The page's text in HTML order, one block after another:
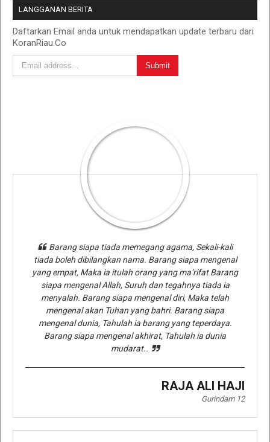
LANGGANAN BERITA
Daftarkan Email anda untuk mendapatkan update terbaru dari
KoranRiau.Co
Barang siapa tiada memegang agama, Sekali-kali
tiada boleh dibilangkan nama. Barang siapa mengenal
yang empat, Maka ia itulah orang yang ma’rifat Barang
siapa mengenal Allah, Suruh dan tegahnya tiada ia
menyalah. Barang siapa mengenal diri, Maka telah
mengenal akan Tuhan yang bahri. Barang siapa
mengenal dunia, Tahulah ia barang yang teperdaya.
Barang siapa mengenal akhirat, Tahulah ia dunia
mudarat..
RAJA ALI HAJI
Gurindam 12